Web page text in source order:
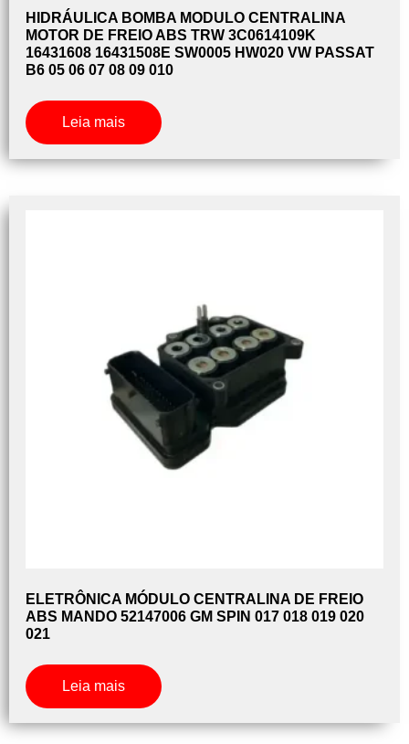
HIDRÁULICA BOMBA MODULO CENTRALINA
MOTOR DE FREIO ABS TRW 3C0614109K
16431608 16431508E SW0005 HW020 VW PASSAT
B6 05 06 07 08 09 010
Leia mais
ELETRÔNICA MÓDULO CENTRALINA DE FREIO
ABS MANDO 52147006 GM SPIN 017 018 019 020
021
Leia mais